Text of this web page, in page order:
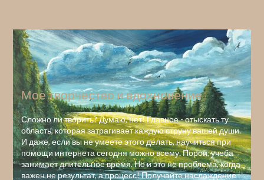
Мое творчество и вдохновение
Сложно ли творить? Думаю, нет! Главное - отыскать ту
область, которая затрагивает каждую струну вашей души.
И даже, если вы не умеете этого делать, научиться при
помощи интернета сегодня можно всему. Порой, учеба
занимает длительное время. Но и это не проблема, когда
важен не результат, а процесс! Получайте наслаждение